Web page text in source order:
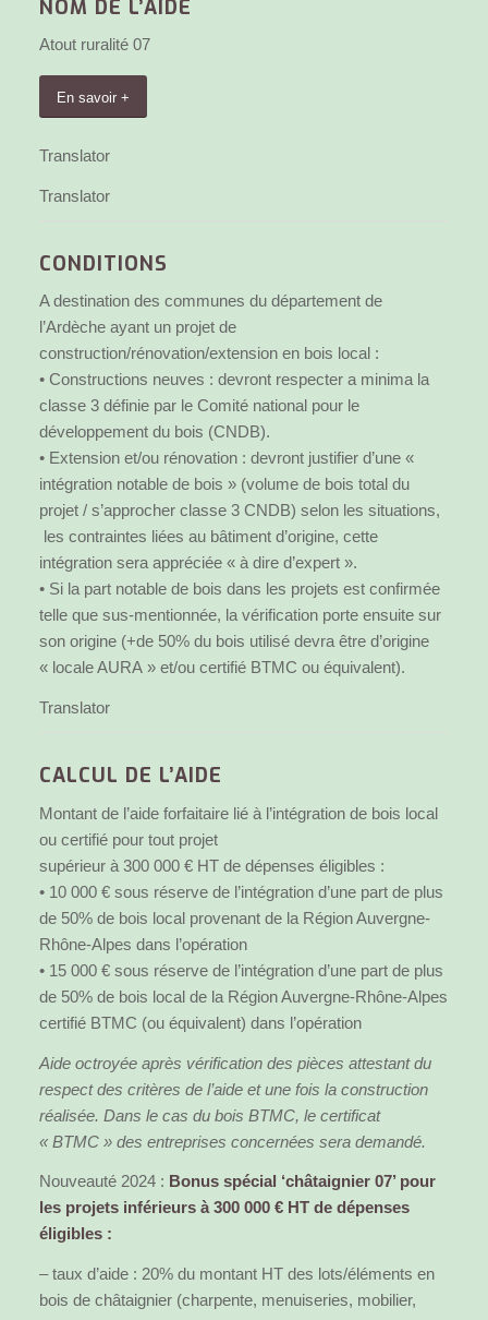
NOM DE L’AIDE
Atout ruralité 07
En savoir +
Translator
Translator
CONDITIONS
A destination des communes du département de
l’Ardèche ayant un projet de
construction/rénovation/extension en bois local :
• Constructions neuves : devront respecter a minima la
classe 3 définie par le Comité national pour le
développement du bois (CNDB).
• Extension et/ou rénovation : devront justifier d’une «
intégration notable de bois » (volume de bois total du
projet / s’approcher classe 3 CNDB) selon les situations,
les contraintes liées au bâtiment d’origine, cette
intégration sera appréciée « à dire d’expert ».
• Si la part notable de bois dans les projets est confirmée
telle que sus-mentionnée, la vérification porte ensuite sur
son origine (+de 50% du bois utilisé devra être d’origine
« locale AURA » et/ou certifié BTMC ou équivalent).
Translator
CALCUL DE L’AIDE
Montant de l’aide forfaitaire lié à l’intégration de bois local
ou certifié pour tout projet
supérieur à 300 000 € HT de dépenses éligibles :
• 10 000 € sous réserve de l’intégration d’une part de plus
de 50% de bois local provenant de la Région Auvergne-
Rhône-Alpes dans l’opération
• 15 000 € sous réserve de l’intégration d’une part de plus
de 50% de bois local de la Région Auvergne-Rhône-Alpes
certifié BTMC (ou équivalent) dans l’opération
Aide octroyée après vérification des pièces attestant du
respect des critères de l’aide et une fois la construction
réalisée. Dans le cas du bois BTMC, le certificat
« BTMC » des entreprises concernées sera demandé.
Nouveauté 2024 : Bonus spécial ‘châtaignier 07’ pour
les projets inférieurs à 300 000 € HT de dépenses
éligibles :
– taux d’aide : 20% du montant HT des lots/éléments en
bois de châtaignier (charpente, menuiseries, mobilier,